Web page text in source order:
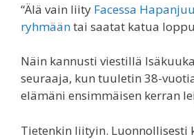
“Älä vain liity Facessa
ryhmääntai saatat katua
Näin kannusti viestillä
seuraaja, kun tuuletin 38-
elämäni ensimmäisen kerran
Tietenkin liityin. Luonnollisesti